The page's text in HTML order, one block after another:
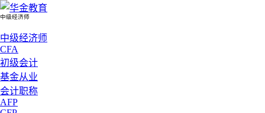
中级经济师
中级经济师
CFA
初级会计
基金从业
会计职称
AFP